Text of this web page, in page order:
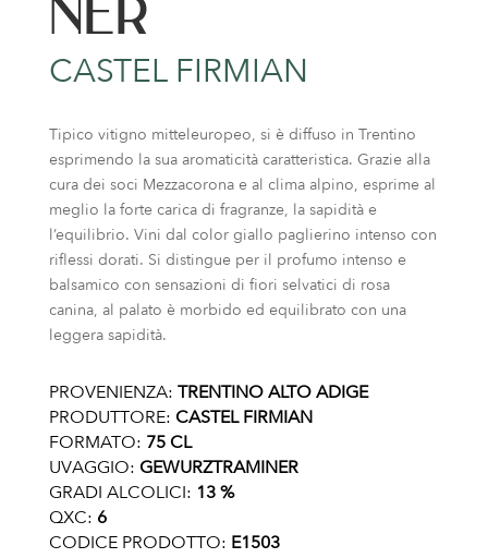
NER
CASTEL FIRMIAN
Tipico vitigno mitteleuropeo, si è diffuso in Trentino
esprimendo la sua aromaticità caratteristica. Grazie alla
cura dei soci Mezzacorona e al clima alpino, esprime al
meglio la forte carica di fragranze, la sapidità e
l’equilibrio. Vini dal color giallo paglierino intenso con
riflessi dorati. Si distingue per il profumo intenso e
balsamico con sensazioni di fiori selvatici di rosa
canina, al palato è morbido ed equilibrato con una
leggera sapidità.
PROVENIENZA: TRENTINO ALTO ADIGE
PRODUTTORE: CASTEL FIRMIAN
FORMATO: 75 CL
UVAGGIO: GEWURZTRAMINER
GRADI ALCOLICI: 13 %
QXC: 6
CODICE PRODOTTO: E1503